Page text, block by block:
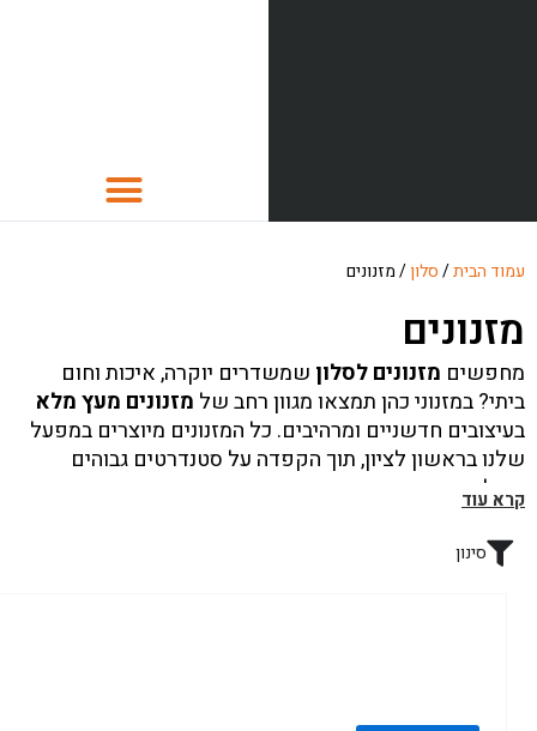
פינות אוכל
ספות לסלון
עמוד הבית/סלון/ מזנונים
מזנונים
מחפשים מזנונים לסלון שמשדרים יוקרה, איכות וחום
ביתי? במזנוני כהן תמצאו מגוון רחב של מזנונים מעץ מלא
בעיצובים חדשניים ומרהיבים. כל המזנונים מיוצרים במפעל
שלנו בראשון לציון, תוך הקפדה על סטנדרטים גבוהים
ושילוב מיטב החידושים והטרנדים העיצוביים.
אנו מציעים
וחומרים, כך שתוכלו להתאים את המזנון בדיוק לסגנון הסלון
שלכם. בין אם אתם מחפשים מזנון צף, מזנון טלוויזיה או
קרא עוד
סינון